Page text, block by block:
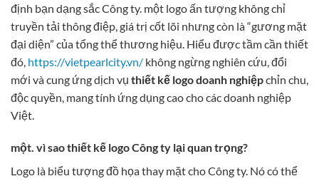
định bạn dạng sắc Công ty. một logo ấn tượng không chỉ
truyền tải thông điệp, giá trị cốt lõi nhưng còn là “gương mặt
đại diện” của tổng thể thương hiệu. Hiểu được tầm cần thiết
đó, https://vietpearlcity.vn/ không ngừng nghiên cứu, đổi
mới và cung ứng dịch vụ thiết kế logo doanh nghiệpchỉn chu,
độc quyền, mang tính ứng dụng cao cho các doanh nghiệp
Việt.
một. vì sao thiết kế logo Công ty lại quan trọng?
Logo là biểu tượng đồ họa thay mặt cho Công ty. Nó có thể